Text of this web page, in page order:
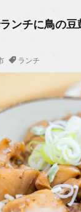
ンチに鳥の
ランチ